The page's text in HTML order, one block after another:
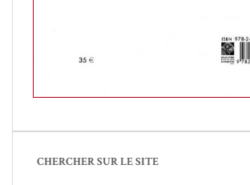
CHERCHER SUR LE SITE